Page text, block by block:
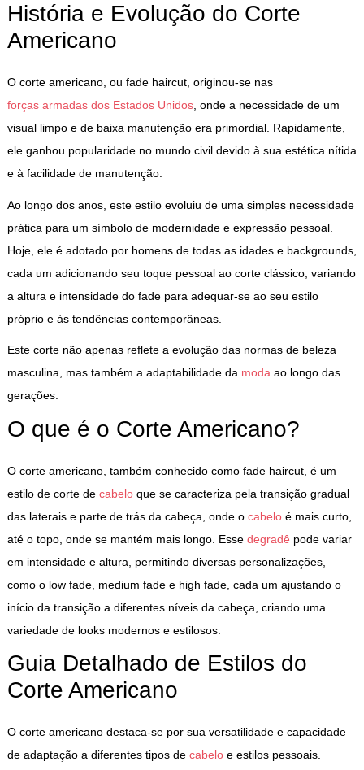
História e Evolução do Corte
Americano
O corte americano, ou fade haircut, originou-se nas
forças armadas dos Estados Unidos, onde a necessidade de um
visual limpo e de baixa manutenção era primordial. Rapidamente,
ele ganhou popularidade no mundo civil devido à sua estética nítida
e à facilidade de manutenção.
Ao longo dos anos, este estilo evoluiu de uma simples necessidade
prática para um símbolo de modernidade e expressão pessoal.
Hoje, ele é adotado por homens de todas as idades e backgrounds,
cada um adicionando seu toque pessoal ao corte clássico, variando
a altura e intensidade do fade para adequar-se ao seu estilo
próprio e às tendências contemporâneas.
Este corte não apenas reflete a evolução das normas de beleza
masculina, mas também a adaptabilidade da modaao longo das
gerações.
O que é o Corte Americano?
O corte americano, também conhecido como fade haircut, é um
estilo de corte de cabeloque se caracteriza pela transição gradual
das laterais e parte de trás da cabeça, onde o cabeloé mais curto,
até o topo, onde se mantém mais longo. Esse degradê pode variar
em intensidade e altura, permitindo diversas personalizações,
como o low fade, medium fade e high fade, cada um ajustando o
início da transição a diferentes níveis da cabeça, criando uma
variedade de looks modernos e estilosos.
Guia Detalhado de Estilos do
Corte Americano
O corte americano destaca-se por sua versatilidade e capacidade
de adaptação a diferentes tipos de cabeloe estilos pessoais.